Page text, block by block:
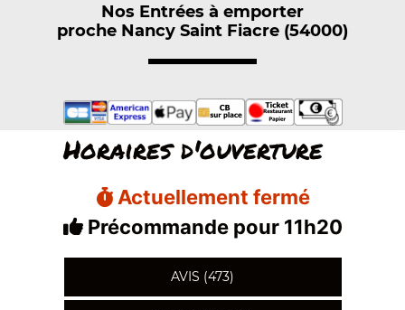
Nos Entrées à emporter
proche Nancy Saint Fiacre (54000)
Horaires d'ouverture
Actuellement fermé
Précommande pour 11h20
AVIS (473)